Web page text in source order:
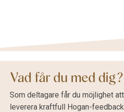
Vad får du med dig?
Som deltagare får du möjlighet
leverera kraftfull Hogan-